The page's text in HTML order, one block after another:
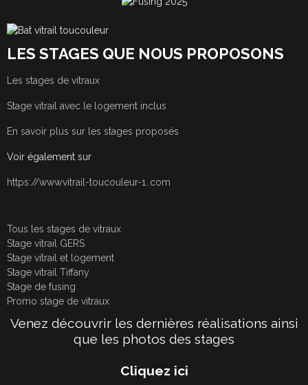
LES STAGES QUE NOUS PROPOSONS
Les stages de vitraux
Stage vitrail avec le logement inclus
En savoir plus sur les stages proposés
Voir également sur
https://www.vitrail-toucouleur-1..com
Tous les stages de vitraux
Stage vitrail GERS
Stage vitrail et logement
Stage vitrail Tiffany
Stage de fusing
Promo stage de vitraux
Venez découvrir les dernières réalisations ainsi
que les photos des stages
Cliquez ici